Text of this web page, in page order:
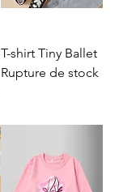
T-shirt Tiny Ballet
Rupture de stock